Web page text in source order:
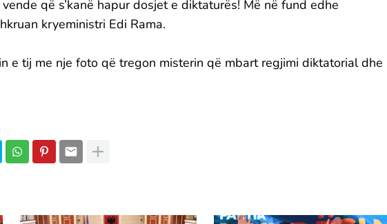
që s’kanë hapur dosjet e diktaturës! Më në fund edhe
kryeministri Edi Rama.
e tij me nje foto që tregon misterin që mbart regjimi diktatorial dhe